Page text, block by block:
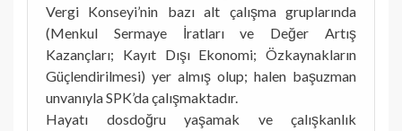
Vergi Konseyi’nin bazı alt çalışma gruplarında
(Menkul Sermaye İratları ve Değer Artış
Kazançları; Kayıt Dışı Ekonomi; Özkaynakların
Güçlendirilmesi) yer almış olup; halen başuzman
unvanıyla SPK’da çalışmaktadır.
Hayatı dosdoğru yaşamak ve çalışkanlık